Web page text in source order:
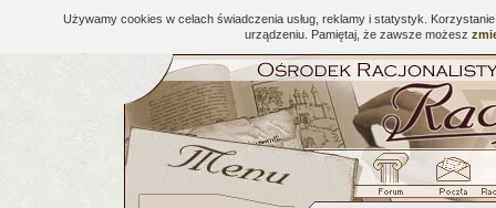
Używamy cookies w celach świadczenia usług, reklamy i statystyk.
urządzeniu. Pamiętaj, że zawsze możesz